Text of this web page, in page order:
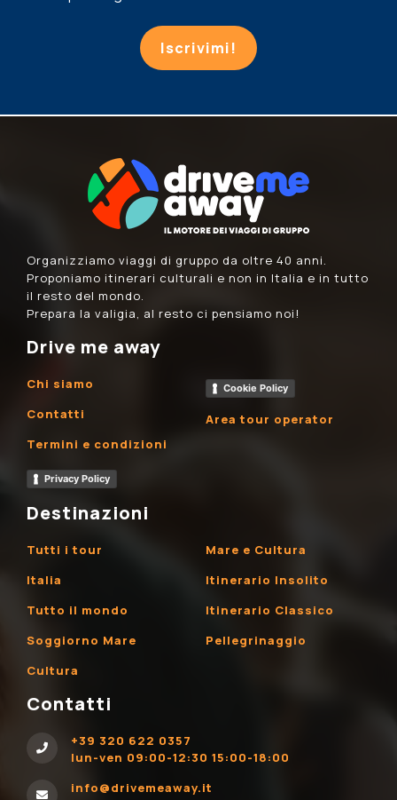
Iscrivimi!
Organizziamo viaggi di gruppo da oltre 40 anni.
Proponiamo itinerari culturali e non in Italia e in tutto
il resto del mondo.
Prepara la valigia, al resto ci pensiamo noi!
Drive me away
Chi siamo
Contatti
Termini e condizioni
Privacy Policy
Cookie Policy
Area tour operator
Destinazioni
Tutti i tour
Italia
Tutto il mondo
Soggiorno Mare
Cultura
Mare e Cultura
Itinerario Insolito
Itinerario Classico
Pellegrinaggio
Contatti
+39 320 622 0357
lun-ven 09:00-12:30 15:00-18:00
info@drivemeaway.it